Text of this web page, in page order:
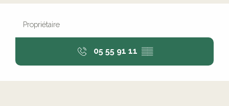
Propriétaire
05 55 91 11 ▒▒